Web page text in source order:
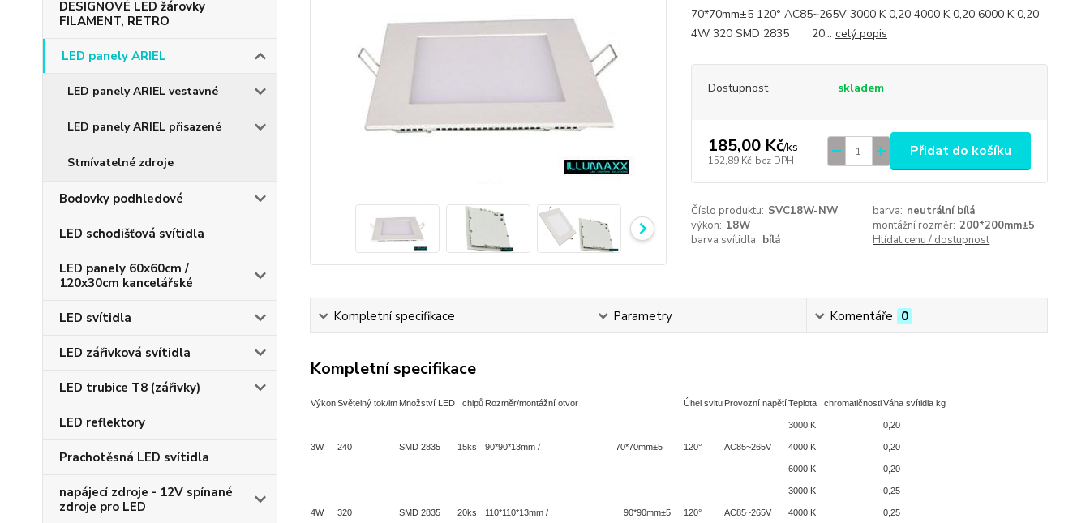
DESIGNOVÉ LED žárovky
FILAMENT, RETRO
LED panely ARIEL
LED panely ARIEL vestavné
LED panely ARIEL přisazené
Stmívatelné zdroje
Bodovky podhledové
LED schodišťová svítidla
LED panely 60x60cm /
120x30cm kancelářské
LED svítidla
LED zářivková svítidla
LED trubice T8 (zářivky)
LED reflektory
Prachotěsná LED svítidla
napájecí zdroje - 12V spínané
zdroje pro LED
70*70mm±5 120° AC85~265V 3000 K 0,20 4000 K 0,20 6000 K 0,20
4W 320 SMD 2835 20... celý popis
Dostupnost skladem
185,00 Kč/ks
152,89 Kč bez DPH
Přidat do košíku
Číslo produktu: SVC18W-NW barva: neutrální bílá
výkon: 18W montážní rozměr: 200*200mm±5
barva svítidla: bílá Hlídat cenu / dostupnost
Kompletní specifikace Parametry Komentáře 0
Kompletní specifikace
VýkonSvětelný tok/lm Množství LED chipů Rozměr/montážní otvor Úhel svitu Provozní napětíTeplota chromatičnostiVáha svítidla kg
3W 240 SMD 2835 15ks 90*90*13mm / 70*70mm±5 120° AC85~265V
3000 K 0,20
4000 K 0,20
6000 K 0,20
4W 320 SMD 2835 20ks 110*110*13mm / 90*90mm±5 120° AC85~265V
3000 K 0,25
4000 K 0,25